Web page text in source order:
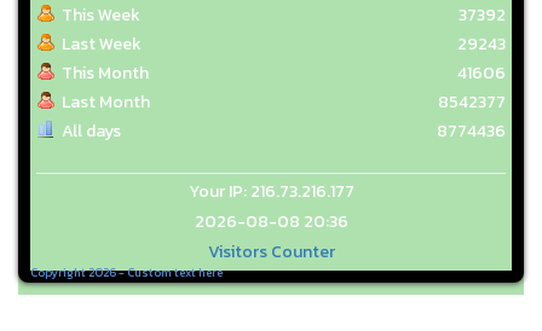
Copyright 2026 - Custom text here
This Week
Last Week
This Month
Last Month
All days
37392
29243
41606
8542377
8774436
Your IP: 216.73.216.177
2026-08-08 20:36
Visitors Counter